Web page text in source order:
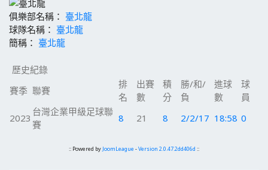
俱樂部名稱： 臺北龍
球隊名稱： 臺北龍
簡稱： 臺北龍
歷史紀錄
賽季 聯賽
排
名
出賽
數
積
分
勝/和/
負
進球
數
球
員
2023
台灣企業甲級足球聯
賽
8 21 8 2/2/17 18:58 0
:: Powered by JoomLeague -Version 2.0.47.2dd406d ::